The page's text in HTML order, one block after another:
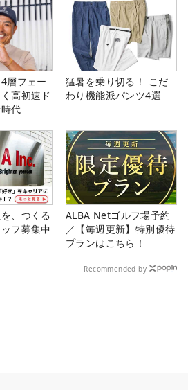
層フェー
高初速ド
代
猛暑を乗り切る！ こだ
わり機能派パンツ4選
、つくる
フ募集中
ALBA Netゴルフ場予約
／【毎週更新】特別優待
プランはこちら！
Recommended by